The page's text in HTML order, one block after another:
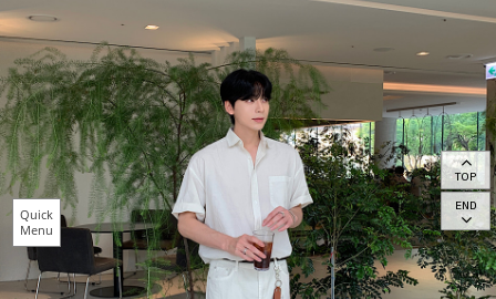
Quick
Menu
TOP
END